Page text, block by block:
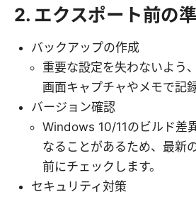
2. エクスポート前の
バックアップの作成
重要な設定を失わないよう
画面キャプチャやメモで記録
バージョン確認
Windows 10/11のビルド差
なることがあるため、最新
前にチェックします。
セキュリティ対策